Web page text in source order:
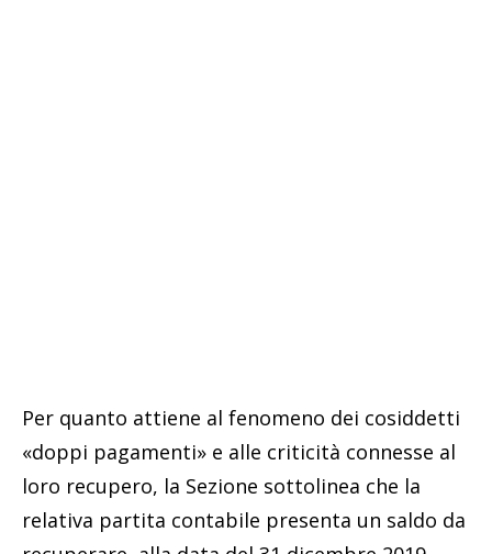
Per quanto attiene al fenomeno dei cosiddetti
«doppi pagamenti» e alle criticità connesse al
loro recupero, la Sezione sottolinea che la
relativa partita contabile presenta un saldo da